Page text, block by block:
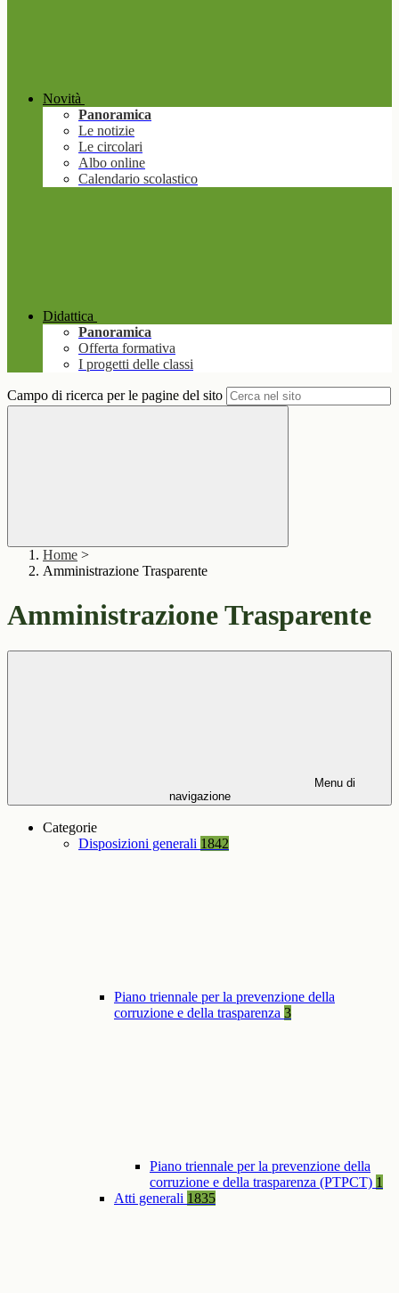
Novità
Panoramica
Le notizie
Le circolari
Albo online
Calendario scolastico
Didattica
Panoramica
Offerta formativa
I progetti delle classi
Campo di ricerca per le pagine del sito
Home >
Amministrazione Trasparente
Amministrazione Trasparente
Menu di
navigazione
Categorie
Disposizioni generali 1842
Piano triennale per la prevenzione della
corruzione e della trasparenza 3
Piano triennale per la prevenzione della
corruzione e della trasparenza (PTPCT) 1
Atti generali 1835